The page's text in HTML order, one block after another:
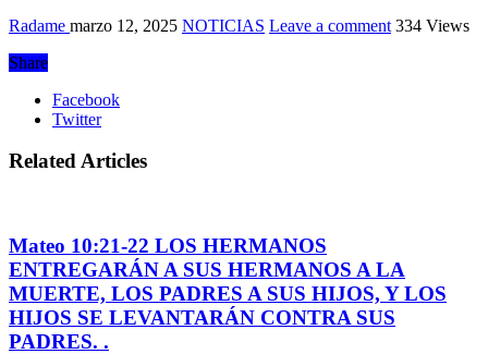
Radame marzo 12, 2025 NOTICIAS Leave a comment 334 Views
Share
Facebook
Twitter
Related Articles
Mateo 10:21-22 LOS HERMANOS
ENTREGARÁN A SUS HERMANOS A LA
MUERTE, LOS PADRES A SUS HIJOS, Y LOS
HIJOS SE LEVANTARÁN CONTRA SUS
PADRES. .